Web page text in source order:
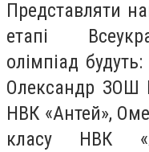
Представляти
етапі
олімпіад
Олександр ЗОШ
НВК «Антей»,
класу НВК